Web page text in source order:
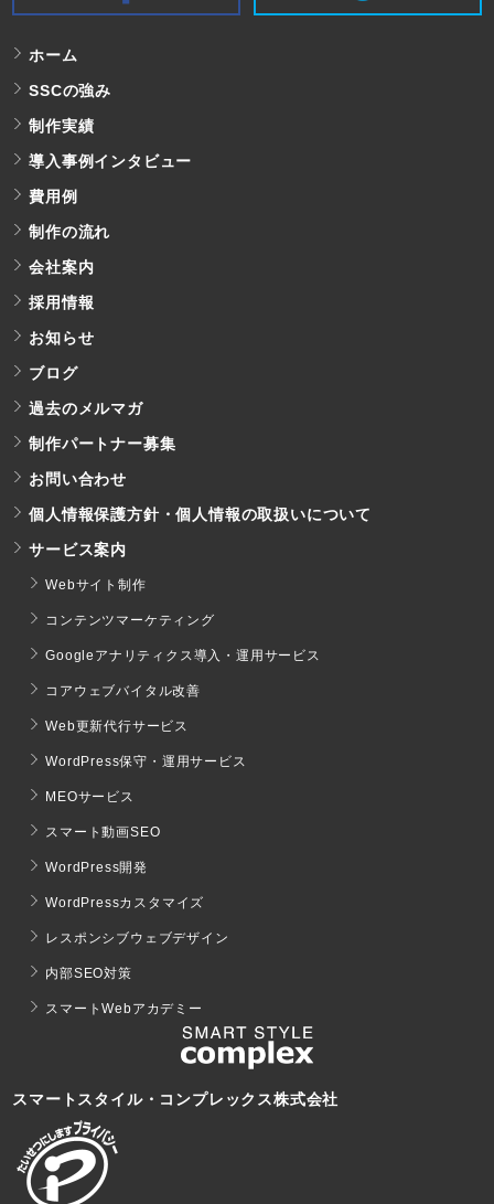
ホーム
SSCの強み
制作実績
導入事例インタビュー
費用例
制作の流れ
会社案内
採用情報
お知らせ
ブログ
過去のメルマガ
制作パートナー募集
お問い合わせ
個人情報保護方針・個人情報の取扱いについて
サービス案内
Webサイト制作
コンテンツマーケティング
Googleアナリティクス導入・運用サービス
コアウェブバイタル改善
Web更新代行サービス
WordPress保守・運用サービス
MEOサービス
スマート動画SEO
WordPress開発
WordPressカスタマイズ
レスポンシブウェブデザイン
内部SEO対策
スマートWebアカデミー
スマートスタイル・コンプレックス株式会社